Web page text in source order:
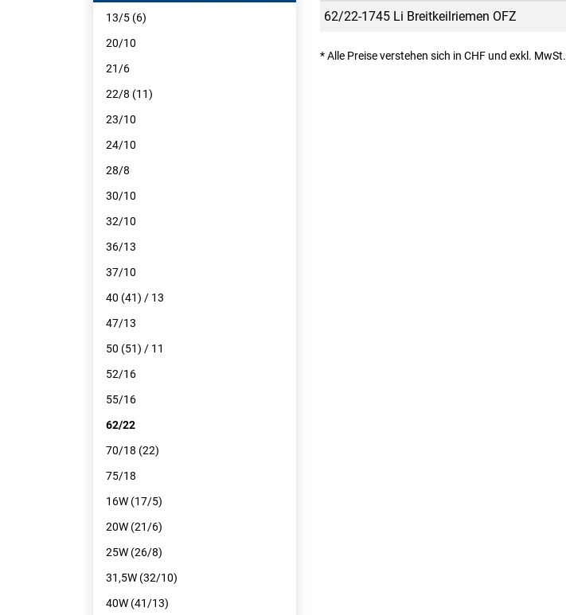
13/5 (6)
20/10
21/6
22/8 (11)
23/10
24/10
28/8
30/10
32/10
36/13
37/10
40 (41) / 13
47/13
50 (51) / 11
52/16
55/16
62/22
70/18 (22)
75/18
16W (17/5)
20W (21/6)
25W (26/8)
31,5W (32/10)
40W (41/13)
62/22-1745 Li Breitkeilriemen OFZ
* Alle Preise verstehen sich in CHF und exkl. MwSt.